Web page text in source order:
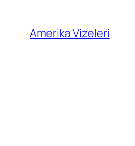
Amerika Vizeleri